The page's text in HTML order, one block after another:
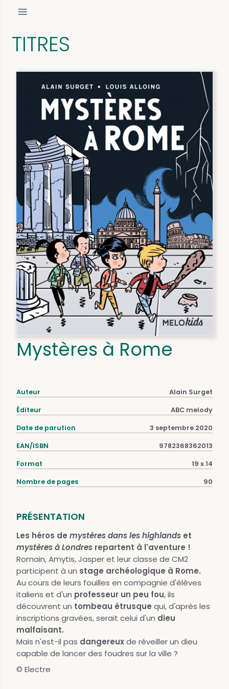
TITRES
Mystères à Rome
Auteur Alain Surget
Éditeur ABC melody
Date de parution 3 septembre 2020
EAN/ISBN 9782368362013
Format 19 x 14
Nombre de pages 90
PRÉSENTATION
Les héros de mystères dans les highlands et
mystères à Londres repartent à l'aventure !
Romain, Amytis, Jasper et leur classe de CM2
participent à un stage archéologique à Rome.
Au cours de leurs fouilles en compagnie d'élèves
italiens et d'un professeur un peu fou, ils
découvrent un tombeau étrusque qui, d'après les
inscriptions gravées, serait celui d'un dieu
malfaisant.
Mais n'est-il pas dangereuxde réveiller un dieu
capable de lancer des foudres sur la ville ?
© Electre